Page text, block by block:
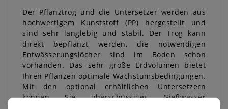
Der Pflanztrog und die Untersetzer werden aus
hochwertigem Kunststoff (PP) hergestellt und
sind sehr langlebig und stabil. Der Trog kann
direkt bepflanzt werden, die notwendigen
Entwässerungslöcher sind im Boden schon
vorhanden. Das sehr große Erdvolumen bietet
Ihren Pflanzen optimale Wachstumsbedingungen.
Mit den optional erhältlichen Untersetzern
können Sie überschüssiges Gießwasser